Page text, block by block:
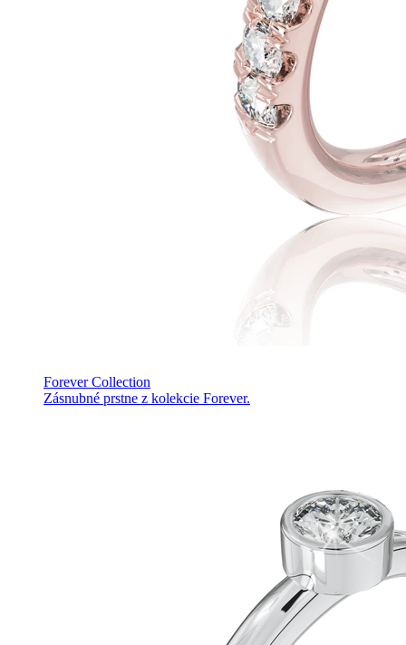
Forever Collection
Zásnubné prstne z kolekcie Forever.